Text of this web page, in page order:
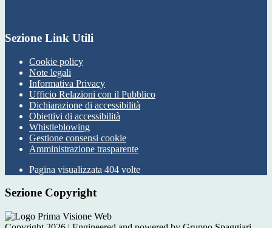
Sezione Link Utili
Cookie policy
Note legali
Informativa Privacy
Ufficio Relazioni con il Pubblico
Dichiarazione di accessibilità
Obiettivi di accessibilità
Whistleblowing
Gestione consensi cookie
Amministrazione trasparente
Pagina visualizzata 404 volte
Sezione Copyright